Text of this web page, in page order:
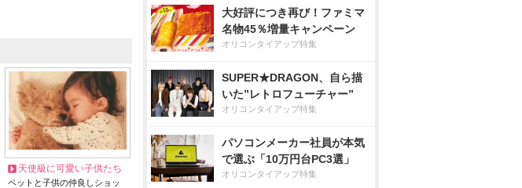
天使級に可愛い子供たち
ペットと子供の仲良しショッ
大好評につき再び！ファミマ
名物45％増量キャンペーン
オリコンタイアップ特集
SUPER★DRAGON、自ら描
いた”レトロフューチャー”
オリコンタイアップ特集
パソコンメーカー社員が本気
で選ぶ「10万円台PC3選」
オリコンタイアップ特集